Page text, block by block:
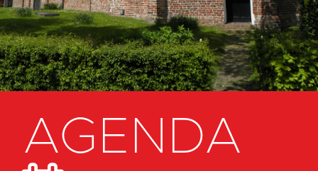
AGENDA